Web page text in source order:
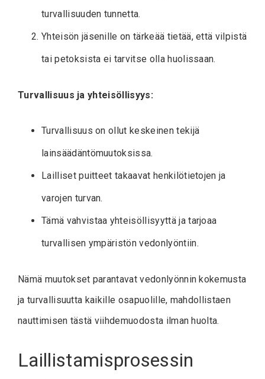
turvallisuuden tunnetta.
Yhteisön jäsenille on tärkeää tietää, että vilpistä
tai petoksista ei tarvitse olla huolissaan.
Turvallisuus ja yhteisöllisyys:
Turvallisuus on ollut keskeinen tekijä
lainsäädäntömuutoksissa.
Lailliset puitteet takaavat henkilötietojen ja
varojen turvan.
Tämä vahvistaa yhteisöllisyyttä ja tarjoaa
turvallisen ympäristön vedonlyöntiin.
Nämä muutokset parantavat vedonlyönnin kokemusta
ja turvallisuutta kaikille osapuolille, mahdollistaen
nauttimisen tästä viihdemuodosta ilman huolta.
Laillistamisprosessin